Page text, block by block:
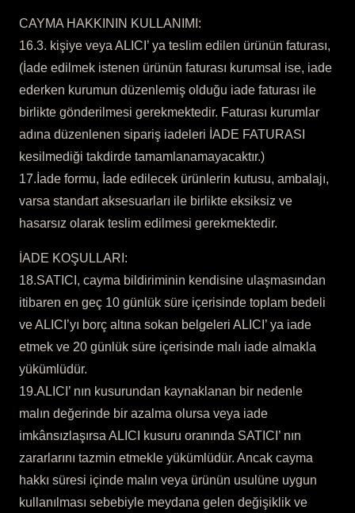
CAYMA HAKKININ KULLANIMI:
16.3. kişiye veya ALICI’ ya teslim edilen ürünün faturası,
(İade edilmek istenen ürünün faturası kurumsal ise, iade
ederken kurumun düzenlemiş olduğu iade faturası ile
birlikte gönderilmesi gerekmektedir. Faturası kurumlar
adına düzenlenen sipariş iadeleri İADE FATURASI
kesilmediği takdirde tamamlanamayacaktır.)
17.İade formu, İade edilecek ürünlerin kutusu, ambalajı,
varsa standart aksesuarları ile birlikte eksiksiz ve
hasarsız olarak teslim edilmesi gerekmektedir.
İADE KOŞULLARI:
18.SATICI, cayma bildiriminin kendisine ulaşmasından
itibaren en geç 10 günlük süre içerisinde toplam bedeli
ve ALICI’yı borç altına sokan belgeleri ALICI’ ya iade
etmek ve 20 günlük süre içerisinde malı iade almakla
yükümlüdür.
19.ALICI’ nın kusurundan kaynaklanan bir nedenle
malın değerinde bir azalma olursa veya iade
imkânsızlaşırsa ALICI kusuru oranında SATICI’ nın
zararlarını tazmin etmekle yükümlüdür. Ancak cayma
hakkı süresi içinde malın veya ürünün usulüne uygun
kullanılması sebebiyle meydana gelen değişiklik ve